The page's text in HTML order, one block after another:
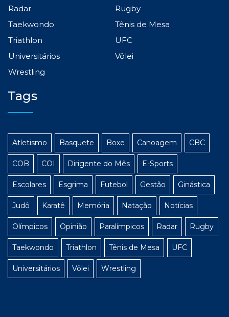
Radar
Rugby
Taekwondo
Tênis de Mesa
Triathlon
UFC
Universitários
Vôlei
Wrestling
Tags
Atletismo Basquete Boxe Canoagem CBC
COB COI Dirigente do Mês E-Sports
Escolares Esgrima Futebol Gestão Ginástica
Judô Karatê Memória Natação Notícias
Olímpicos Opinião Paralímpicos Radar Rugby
Taekwondo Triathlon Tênis de Mesa UFC
Universitários Vôlei Wrestling